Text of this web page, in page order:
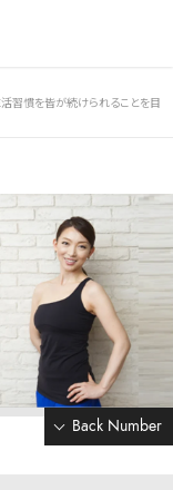
習慣を皆が続けられることを目
Back Number